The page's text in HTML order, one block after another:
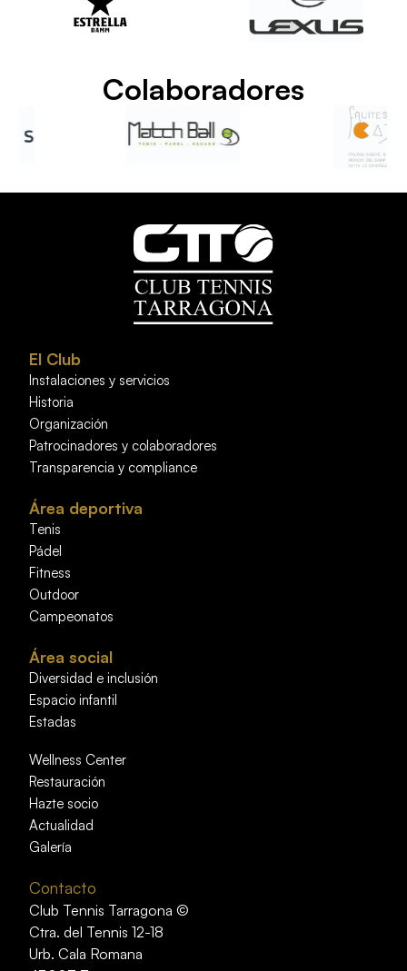
Colaboradores
El Club
Instalaciones y servicios
Historia
Organización
Patrocinadores y colaboradores
Transparencia y compliance
Área deportiva
Tenis
Pádel
Fitness
Outdoor
Campeonatos
Área social
Diversidad e inclusión
Espacio infantil
Estadas
Wellness Center
Restauración
Hazte socio
Actualidad
Galería
Contacto
Club Tennis Tarragona ©
Ctra. del Tennis 12-18
Urb. Cala Romana